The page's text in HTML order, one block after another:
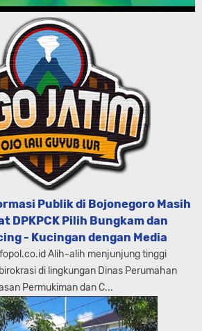
Publik di Bojonegoro Masih
DPKPCK Pilih Bungkam dan
- Kucingan dengan Media
Alih-alih menjunjung tinggi
di lingkungan Dinas Perumahan
Permukiman dan C...